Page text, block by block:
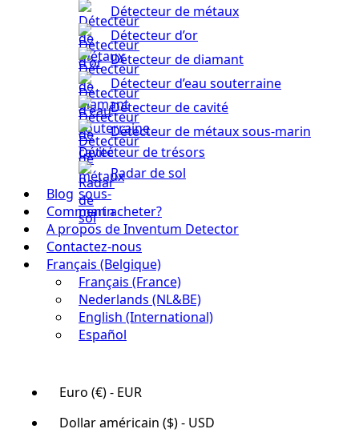
Détecteur de métaux
Détecteur d’or
Détecteur de diamant
Détecteur d’eau souterraine
Détecteur de cavité
Détecteur de métaux sous-marin
Détecteur de trésors
Radar de sol
Blog
Comment acheter?
A propos de Inventum Detector
Contactez-nous
Français (Belgique)
Français (France)
Nederlands (NL&BE)
English (International)
Español
Euro (€) - EUR
Dollar américain ($) - USD